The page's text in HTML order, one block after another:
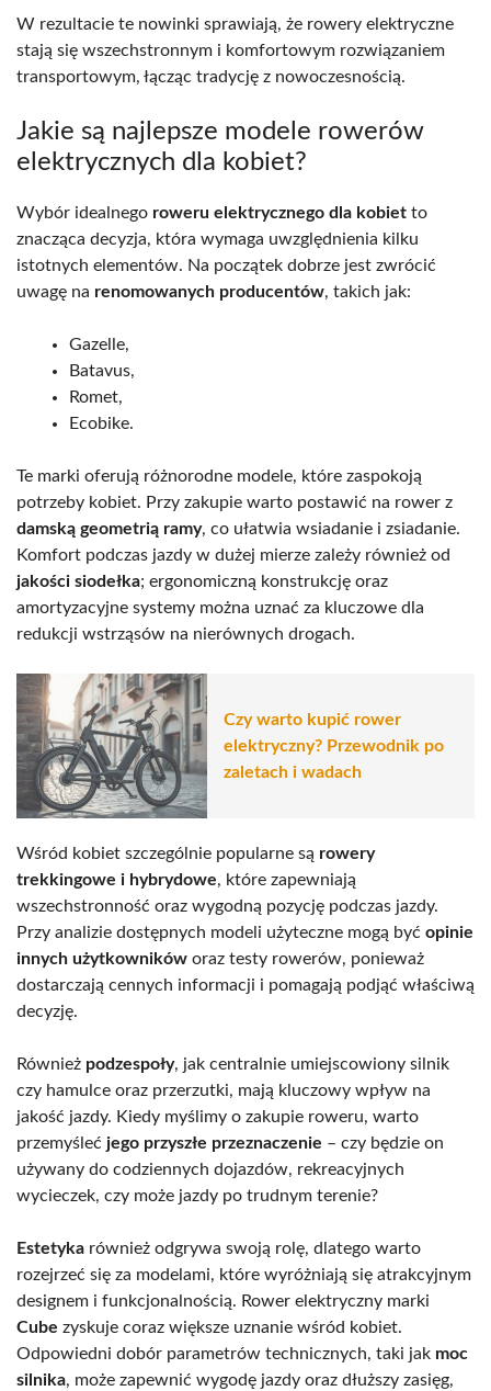
W rezultacie te nowinki sprawiają, że rowery elektryczne
stają się wszechstronnym i komfortowym rozwiązaniem
transportowym, łącząc tradycję z nowoczesnością.
Jakie są najlepsze modele rowerów
elektrycznych dla kobiet?
Wybór idealnego roweru elektrycznego dla kobiet to
znacząca decyzja, która wymaga uwzględnienia kilku
istotnych elementów. Na początek dobrze jest zwrócić
uwagę na renomowanych producentów, takich jak:
Gazelle,
Batavus,
Romet,
Ecobike.
Te marki oferują różnorodne modele, które zaspokoją
potrzeby kobiet. Przy zakupie warto postawić na rower z
damską geometrią ramy, co ułatwia wsiadanie i zsiadanie.
Komfort podczas jazdy w dużej mierze zależy również od
jakości siodełka; ergonomiczną konstrukcję oraz
amortyzacyjne systemy można uznać za kluczowe dla
redukcji wstrząsów na nierównych drogach.
Czy warto kupić rower
elektryczny? Przewodnik po
zaletach i wadach
Wśród kobiet szczególnie popularne są rowery
trekkingowe i hybrydowe, które zapewniają
wszechstronność oraz wygodną pozycję podczas jazdy.
Przy analizie dostępnych modeli użyteczne mogą być opinie
innych użytkowników oraz testy rowerów, ponieważ
dostarczają cennych informacji i pomagają podjąć właściwą
decyzję.
Również podzespoły, jak centralnie umiejscowiony silnik
czy hamulce oraz przerzutki, mają kluczowy wpływ na
jakość jazdy. Kiedy myślimy o zakupie roweru, warto
przemyśleć jego przyszłe przeznaczenie – czy będzie on
używany do codziennych dojazdów, rekreacyjnych
wycieczek, czy może jazdy po trudnym terenie?
Estetyka również odgrywa swoją rolę, dlatego warto
rozejrzeć się za modelami, które wyróżniają się atrakcyjnym
designem i funkcjonalnością. Rower elektryczny marki
Cube zyskuje coraz większe uznanie wśród kobiet.
Odpowiedni dobór parametrów technicznych, taki jak moc
silnika, może zapewnić wygodę jazdy oraz dłuższy zasięg,